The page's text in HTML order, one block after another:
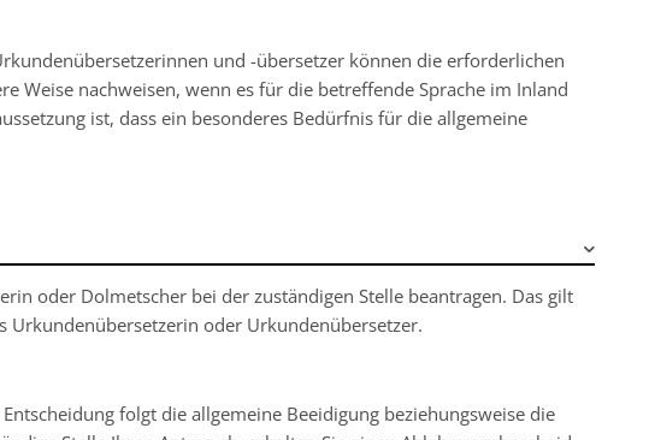
und -übersetzer können die erforderlichen
Weise nachweisen, wenn es für die betreffende Sprache im Inland
ist, dass ein besonderes Bedürfnis für die allgemeine
oder Dolmetscher bei der zuständigen Stelle beantragen. Das gilt
oder Urkundenübersetzer.
folgt die allgemeine Beeidigung beziehungsweise die